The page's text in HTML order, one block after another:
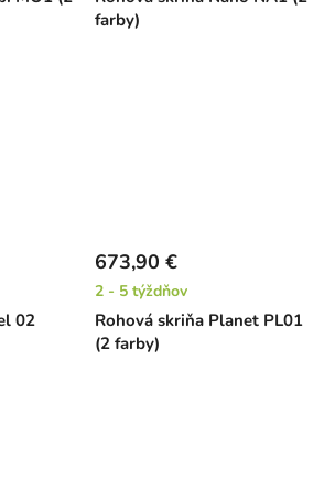
farby)
02
Rohová skriňa Planet PL01
(2 farby)
673,90 €
2 - 5 týždňov